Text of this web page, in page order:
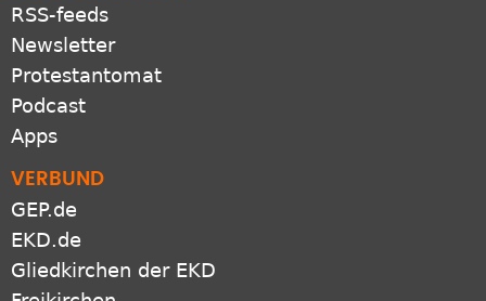
RSS-feeds
Newsletter
Protestantomat
Podcast
Apps
VERBUND
GEP.de
EKD.de
Gliedkirchen der EKD